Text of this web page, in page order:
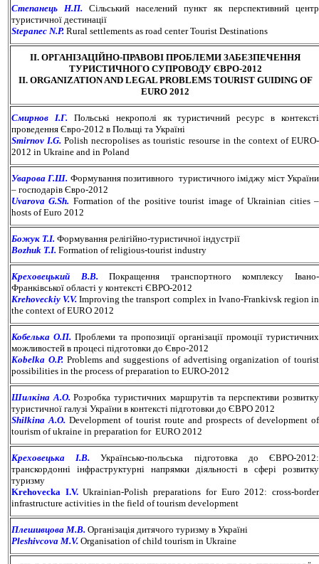
Степанець Н.П. Сільський населений пункт як перспективний центр
туристичної дестинації
Stepanec N.P. Rural settlements as road center Tourist Destinations
ІІ. ОРГАНІЗАЦІЙНО-ПРАВОВІ ПРОБЛЕМИ ЗАБЕЗПЕЧЕННЯ
ТУРИСТИЧНОГО СУПРОВОДУ ЄВРО-2012
ІІ. ORGANIZATION AND LEGAL PROBLEMS TOURIST GUIDING OF
EURO 2012
Смирнов І.Г. Польські некрополі як туристичний ресурс в контексті
проведення Євро-2012 в Польщі та Україні
Smirnov I.G. Polish necropolises as touristic resourse in the context of EURO-
2012 in Ukraine and in Poland
Уварова Г.Ш. Формування позитивного туристичного іміджу міст України
– господарів Євро-2012
Uvarova G.Sh. Formation of the positive tourist image of Ukrainian cities –
hosts of Euro 2012
Божук Т.І. Формування релігійно-туристичної індустрії
Bozhuk T.I. Formation of religious-tourist industry
Креховецький В.В. Покращення транспортного комплексу Івано-
Франківської області у контексті ЄВРО-2012
Krehoveckiy V.V.Improving the transport complex in Ivano-Frankivsk region in
the context of EURO 2012
Кобелька О.П. Проблеми та пропозиції організації промоції туристичних
можливостей в процесі підготовки до Євро-2012
Kobelka O.P. Problems and suggestions of advertising organization of tourist
possibilities in the process of preparation to EURO-2012
Шилкіна А.О. Розробка туристичних маршрутів та перспективи розвитку
туристичної галузі України в контексті підготовки до ЄВРО 2012
Shilkina A.O. Development of tourist route and prospects of development of
tourism of ukraine in preparation for EURO 2012
Креховецька І.В. Українсько-польська підготовка до ЄВРО-2012:
транскордонні інфраструктурні напрямки діяльності в сфері розвитку
туризму
Krehovecka I.V.Ukrainian-Polish preparations for Euro 2012: cross-border
infrastructure activities in the field of tourism development
Плешивцова М.В. Організація дитячого туризму в Україні
Pleshivcova M.V. Organisation of child tourism in Ukraine